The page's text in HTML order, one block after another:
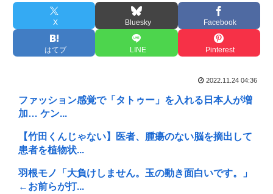
X Bluesky Facebook
はてブ LINE Pinterest
2022.11.24 04:36
ファッション感覚で「タトゥー」を入れる日本人が増
加… ケン...
【竹田くんじゃない】医者、腫瘍のない脳を摘出して
患者を植物状...
羽根モノ「大負けしません。玉の動き面白いです。」
←お前らが打...